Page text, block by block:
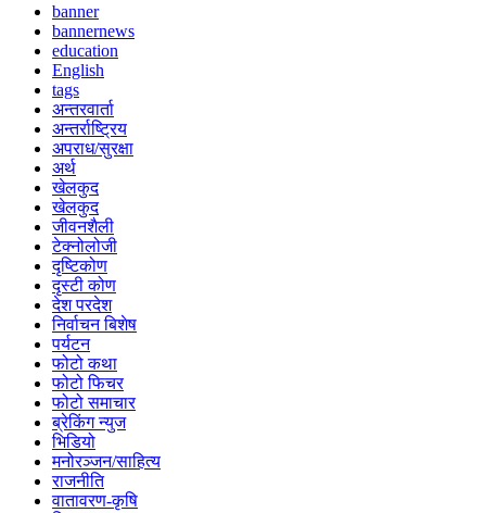
banner
bannernews
education
English
tags
अन्तरवार्ता
अन्तर्राष्ट्रिय
अपराध/सुरक्षा
अर्थ
खेलकुद
खेलकुद
जीवनशैली
टेक्नोलोजी
दृष्टिकोण
दृस्टी कोण
देश परदेश
निर्वाचन बिशेष
पर्यटन
फोटो कथा
फोटो फिचर
फोटो समाचार
ब्रेकिंग न्युज
भिडियो
मनोरञ्जन/साहित्य
राजनीति
वातावरण-कृषि